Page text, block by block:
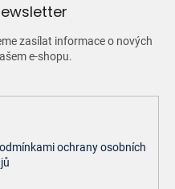
zasílat informace o nových
e-shopu.
ochrany osobních